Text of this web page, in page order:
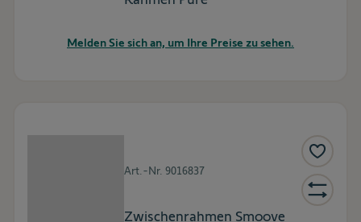
Melden Sie sich an, um Ihre Preise zu sehen.
Art.-Nr. 9016837
Zwischenrahmen Smoove